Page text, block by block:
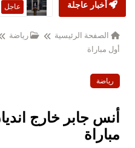
أخبار عاجلة عاجل
الصفحة الرئيسية رياضة
أول مباراة
رياضة
أنس جابر خارج
مباراة